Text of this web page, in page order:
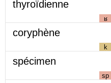
thyroïdienne
ʁ
coryphène
k
spécimen
sp